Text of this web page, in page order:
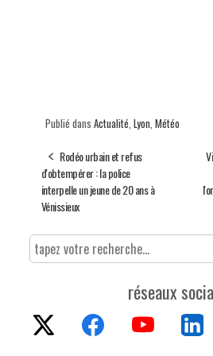
Publié dans Actualité, Lyon, Météo
Rodéo urbain et refus
d'obtempérer : la police
interpelle un jeune de 20 ans à
Vénissieux
réseaux